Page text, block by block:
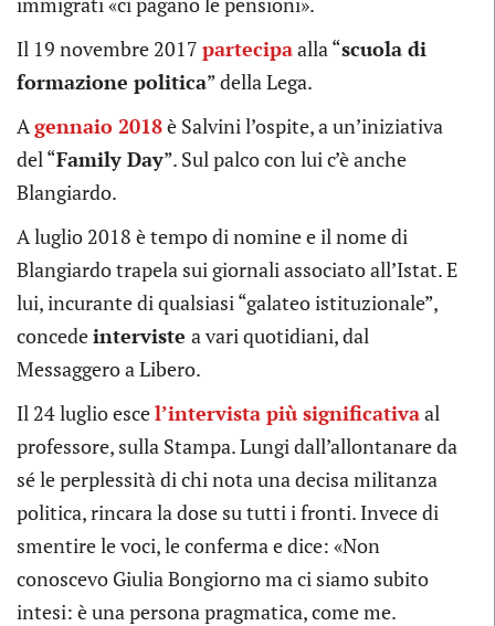
Il 19 novembre 2017 partecipaalla “scuola di
formazione politica” della Lega.
Agennaio 2018è Salvini l’ospite, a un’iniziativa
del “Family Day”. Sul palco con lui c’è anche
Blangiardo.
A luglio 2018 è tempo di nomine e il nome di
Blangiardo trapela sui giornali associato all’Istat. E
lui, incurante di qualsiasi “galateo istituzionale”,
concedeinterviste a vari quotidiani, dal
Messaggero a Libero.
Il 24 luglio escel’intervista più significativaal
professore, sulla Stampa. Lungi dall’allontanare da
sé le perplessità di chi nota una decisa militanza
politica, rincara la dose su tutti i fronti. Invece di
smentire le voci, le conferma e dice: «Non
conoscevo Giulia Bongiorno ma ci siamo subito
intesi: è una persona pragmatica, come me.